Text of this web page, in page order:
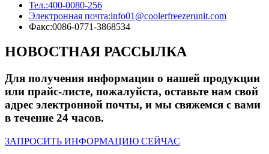
Тел.:400-0080-256
Электронная почта:info01@coolerfreezerunit.com
Факс:0086-0771-3868534
НОВОСТНАЯ РАССЫЛКА
Для получения информации о нашей продукции
или прайс-листе, пожалуйста, оставьте нам свой
адрес электронной почты, и мы свяжемся с вами
в течение 24 часов.
ЗАПРОСИТЬ ИНФОРМАЦИЮ СЕЙЧАС